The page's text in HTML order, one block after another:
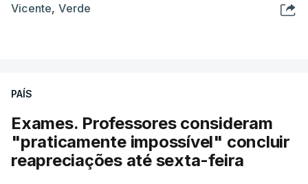
Vicente,Verde
PAÍS
Exames. Professores consideram
"praticamente impossível" concluir
reapreciações até sexta-feira